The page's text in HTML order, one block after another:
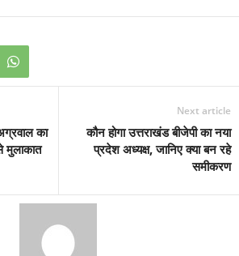
का
मुलाकात
Next article
कौन होगा उत्तराखंड बीजेपी का नया
प्रदेश अध्यक्ष, जानिए क्या बन रहे
समीकरण